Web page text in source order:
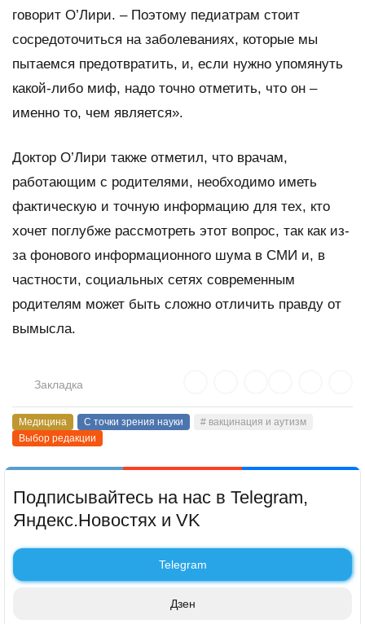
говорит О’Лири. – Поэтому педиатрам стоит
сосредоточиться на заболеваниях, которые мы
пытаемся предотвратить, и, если нужно упомянуть
какой-либо миф, надо точно отметить, что он –
именно то, чем является».
Доктор О’Лири также отметил, что врачам,
работающим с родителями, необходимо иметь
фактическую и точную информацию для тех, кто
хочет поглубже рассмотреть этот вопрос, так как из-
за фонового информационного шума в СМИ и, в
частности, социальных сетях современным
родителям может быть сложно отличить правду от
вымысла.
Закладка
Медицина С точки зрения науки
# вакцинация и аутизм
Выбор редакции
Подписывайтесь на нас в Telegram,
Яндекс.Новостях и VK
Telegram
Дзен